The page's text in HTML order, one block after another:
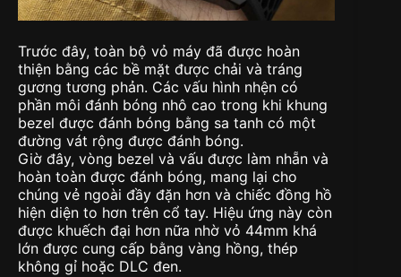
Trước đây, toàn bộ vỏ máy đã được hoàn
thiện bằng các bề mặt được chải và tráng
gương tương phản. Các vấu hình nhện có
phần môi đánh bóng nhô cao trong khi khung
bezel được đánh bóng bằng sa tanh có một
đường vát rộng được đánh bóng.
Giờ đây, vòng bezel và vấu được làm nhẵn và
hoàn toàn được đánh bóng, mang lại cho
chúng vẻ ngoài đầy đặn hơn và chiếc đồng hồ
hiện diện to hơn trên cổ tay. Hiệu ứng này còn
được khuếch đại hơn nữa nhờ vỏ 44mm khá
lớn được cung cấp bằng vàng hồng, thép
không gỉ hoặc DLC đen.